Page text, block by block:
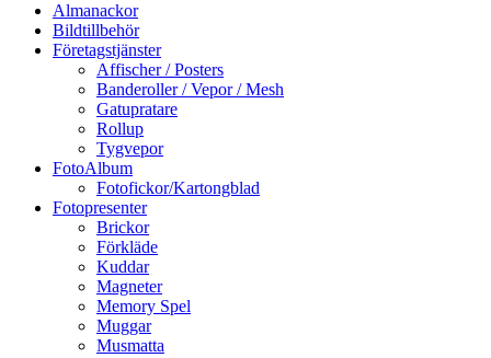
Almanackor
Bildtillbehör
Företagstjänster
Affischer / Posters
Banderoller / Vepor / Mesh
Gatupratare
Rollup
Tygvepor
FotoAlbum
Fotofickor/Kartongblad
Fotopresenter
Brickor
Förkläde
Kuddar
Magneter
Memory Spel
Muggar
Musmatta